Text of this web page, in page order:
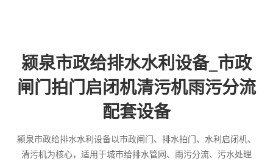
颍泉市政给排水水利设备_市政
闸门拍门启闭机清污机雨污分流
配套设备
颍泉市政给排水水利设备以市政闸门、排水拍门、水利启闭机、
清污机为核心，适用于城市给排水管网、雨污分流、污水处理